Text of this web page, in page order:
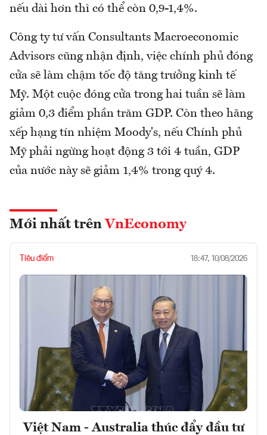
nếu dài hơn thì có thể còn 0,9-1,4%.
Công ty tư vấn Consultants Macroeconomic
Advisors cũng nhận định, việc chính phủ đóng
cửa sẽ làm chậm tốc độ tăng trưởng kinh tế
Mỹ. Một cuộc đóng cửa trong hai tuần sẽ làm
giảm 0,3 điểm phần trăm GDP. Còn theo hãng
xếp hạng tín nhiệm Moody's, nếu Chính phủ
Mỹ phải ngừng hoạt động 3 tới 4 tuần, GDP
của nước này sẽ giảm 1,4% trong quý 4.
Mới nhất trên VnEconomy
Tiêu điểm 18:47, 10/08/2026
Việt Nam - Australia thúc đẩy đầu tư